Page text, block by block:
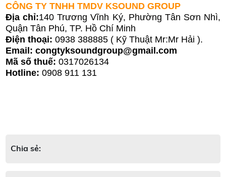
CÔNG TY TNHH TMDV KSOUND GROUP
Địa chỉ:140 Trương Vĩnh Ký, Phường Tân Sơn Nhì,
Quận Tân Phú, TP. Hồ Chí Minh
Điện thoại:0938 388885 ( Kỹ Thuật Mr:Mr Hải ).
Email: congtyksoundgroup@gmail.com
Mã số thuế: 0317026134
Hotline: 0908 911 131
Chia sẻ: